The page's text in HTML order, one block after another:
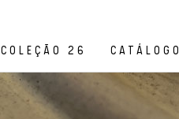
COLEÇÃO 26 CATÁLOGO